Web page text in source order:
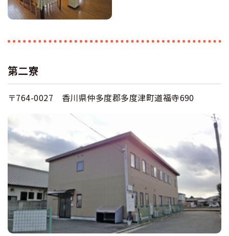
第二寮
〒764-0027 香川県仲多度郡多度津町道福寺690